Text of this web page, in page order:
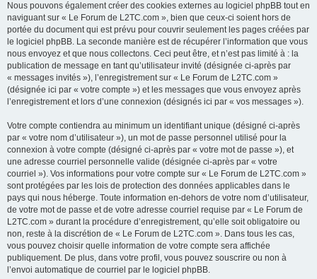
Nous pouvons également créer des cookies externes au logiciel phpBB tout en
naviguant sur « Le Forum de L2TC.com », bien que ceux-ci soient hors de
portée du document qui est prévu pour couvrir seulement les pages créées par
le logiciel phpBB. La seconde manière est de récupérer l’information que vous
nous envoyez et que nous collectons. Ceci peut être, et n’est pas limité à : la
publication de message en tant qu’utilisateur invité (désignée ci-après par
« messages invités »), l’enregistrement sur « Le Forum de L2TC.com »
(désignée ici par « votre compte ») et les messages que vous envoyez après
l’enregistrement et lors d’une connexion (désignés ici par « vos messages »).
Votre compte contiendra au minimum un identifiant unique (désigné ci-après
par « votre nom d’utilisateur »), un mot de passe personnel utilisé pour la
connexion à votre compte (désigné ci-après par « votre mot de passe »), et
une adresse courriel personnelle valide (désignée ci-après par « votre
courriel »). Vos informations pour votre compte sur « Le Forum de L2TC.com »
sont protégées par les lois de protection des données applicables dans le
pays qui nous héberge. Toute information en-dehors de votre nom d’utilisateur,
de votre mot de passe et de votre adresse courriel requise par « Le Forum de
L2TC.com » durant la procédure d’enregistrement, qu’elle soit obligatoire ou
non, reste à la discrétion de « Le Forum de L2TC.com ». Dans tous les cas,
vous pouvez choisir quelle information de votre compte sera affichée
publiquement. De plus, dans votre profil, vous pouvez souscrire ou non à
l’envoi automatique de courriel par le logiciel phpBB.